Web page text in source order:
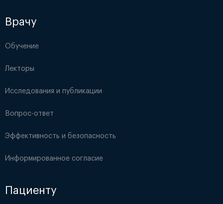
Врачу
Обучение
Лекторы
Исследования и публикации
Вопрос-ответ
Эффективность и безопасность
Информированное согласие
Пациенту